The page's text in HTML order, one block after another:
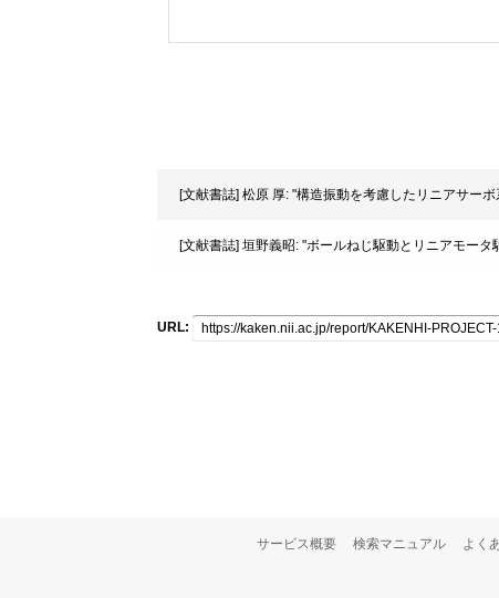
[文献書誌] 松原 厚: "構造振動を考慮したリニアサー
[文献書誌] 垣野義昭: "ボールねじ駆動とリニアモー
URL:
サービス概要 検索マニュアル よく